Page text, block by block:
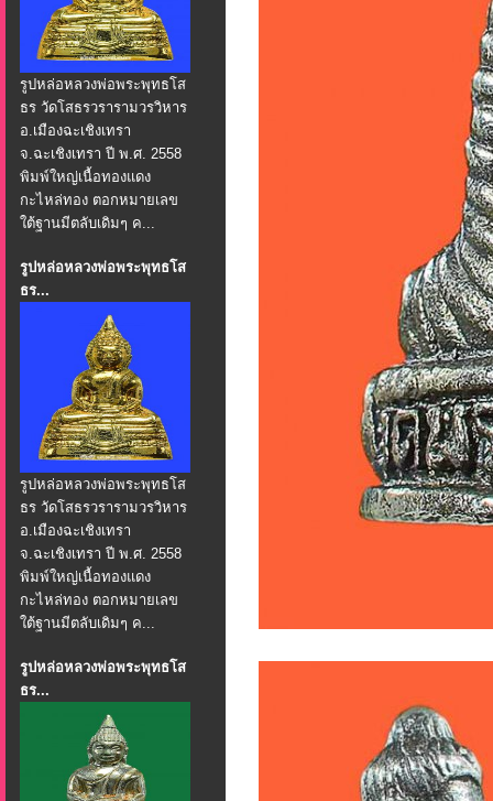
รูปหล่อหลวงพ่อพระพุทธโส
ธร วัดโสธรวรารามวรวิหาร
อ.เมืองฉะเชิงเทรา
จ.ฉะเชิงเทรา ปี พ.ศ. 2558
พิมพ์ใหญ่เนื้อทองแดง
กะไหล่ทอง ตอกหมายเลข
ใต้ฐานมีตลับเดิมๆ ค...
รูปหล่อหลวงพ่อพระพุทธโส
ธร...
รูปหล่อหลวงพ่อพระพุทธโส
ธร วัดโสธรวรารามวรวิหาร
อ.เมืองฉะเชิงเทรา
จ.ฉะเชิงเทรา ปี พ.ศ. 2558
พิมพ์ใหญ่เนื้อทองแดง
กะไหล่ทอง ตอกหมายเลข
ใต้ฐานมีตลับเดิมๆ ค...
รูปหล่อหลวงพ่อพระพุทธโส
ธร...